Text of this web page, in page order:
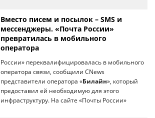
Вместо писем и посылок – SMS и
мессенджеры. «Почта России»
превратилась в мобильного
оператора
России» переквалифицировалась в мобильного
оператора связи, сообщили CNews
представители оператора «Билайн», который
предоставил ей необходимую для этого
инфраструктуру. На сайте «Почты России»